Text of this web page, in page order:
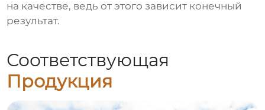
на качестве, ведь от этого зависит конечный
результат.
Соответствующая
Продукция